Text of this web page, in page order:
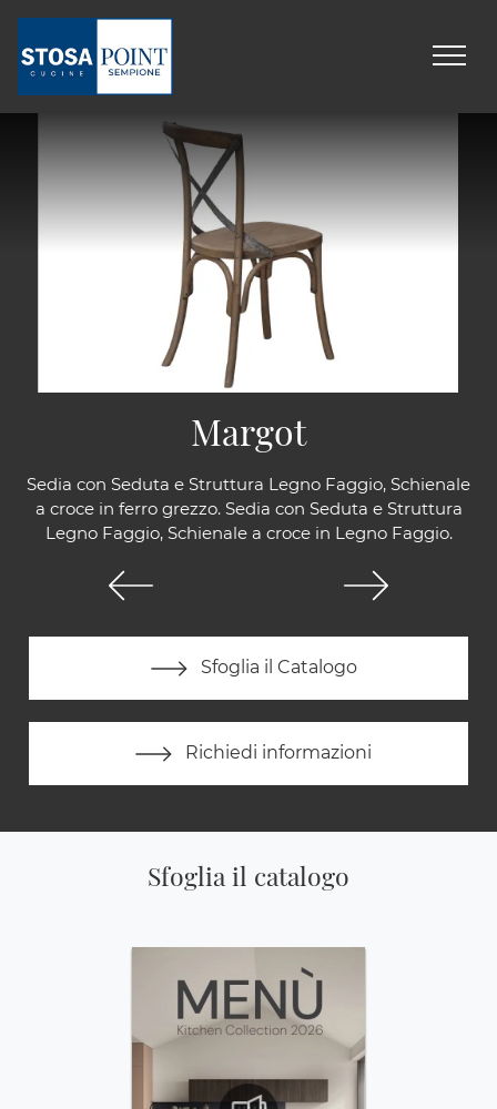
Sedia con Seduta e Struttura Legno Faggio, Schienale
a croce in ferro grezzo. Sedia con Seduta e Struttura
Legno Faggio, Schienale a croce in Legno Faggio.
Sfoglia il Catalogo
Richiedi informazioni
Margot
Sfoglia il catalogo